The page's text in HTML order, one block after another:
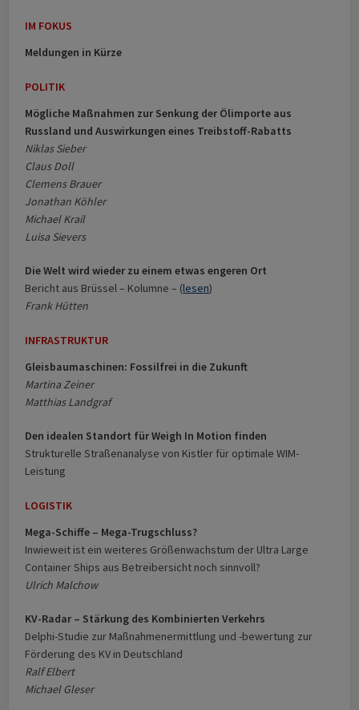
IM FOKUS
Meldungen in Kürze
POLITIK
Mögliche Maßnahmen zur Senkung der Ölimporte aus
Russland und Auswirkungen eines Treibstoff-Rabatts
Niklas Sieber
Claus Doll
Clemens Brauer
Jonathan Köhler
Michael Krail
Luisa Sievers
Die Welt wird wieder zu einem etwas engeren Ort
Bericht aus Brüssel – Kolumne – (lesen)
Frank Hütten
INFRASTRUKTUR
Gleisbaumaschinen: Fossilfrei in die Zukunft
Martina Zeiner
Matthias Landgraf
Den idealen Standort für Weigh In Motion finden
Strukturelle Straßenanalyse von Kistler für optimale WIM-
Leistung
LOGISTIK
Mega-Schiffe – Mega-Trugschluss?
Inwieweit ist ein weiteres Größenwachstum der Ultra Large
Container Ships aus Betreibersicht noch sinnvoll?
Ulrich Malchow
KV-Radar – Stärkung des Kombinierten Verkehrs
Delphi-Studie zur Maßnahmenermittlung und -bewertung zur
Förderung des KV in Deutschland
Ralf Elbert
Michael Gleser